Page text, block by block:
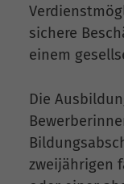
sichere
einem
Die
zweijährigen